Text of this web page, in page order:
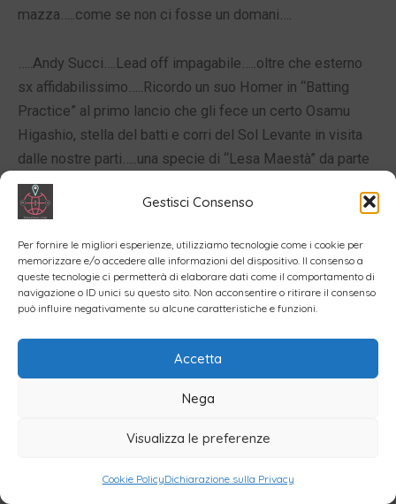
Gestisci Consenso
Per fornire le migliori esperienze, utilizziamo tecnologie come i cookie per
memorizzare e/o accedere alle informazioni del dispositivo. Il consenso a
queste tecnologie ci permetterà di elaborare dati come il comportamento di
navigazione o ID unici su questo sito. Non acconsentire o ritirare il consenso
può influire negativamente su alcune caratteristiche e funzioni.
Accetta
Nega
Visualizza le preferenze
Cookie PolicyDichiarazione sulla Privacy
mazza…..come se non ci fosse un domani….
…..Andy Succi….Lead off impagabile…..oltre che esterno
sx affidabilissimo…..Ricordo un suo Homer in “Batting
Practice” al primo lancio che gli fece un certo Osamu
Higashio, stella del batti e corri del Sol Levante in visita
dalle nostre parti…..una specie di “Lesa Maestà” da parte
di Andy al mito giapponese…..
Crociati-Jim Vatcher- Claudio Liverziani…altri tre che te li
raccomando……per bravura…. spessore umano e capacità
di incidere nei momenti decisivi…..e di “sparare” degli
che partiva dalla terza su tentativo di “volata di
sacrificio”….per segnare il punto…
incredibilmente longevo dal punto agonistico (…stessa
pasta di “Caba” ) capace di legare il suo nome in maniera